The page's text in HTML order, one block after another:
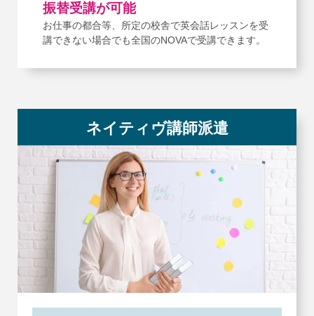
振替受講が可能
お仕事の都合等、所定の校舎で英会話レッスンを受
講できない場合でも全国のNOVAで受講できます。
ネイティヴ講師派遣